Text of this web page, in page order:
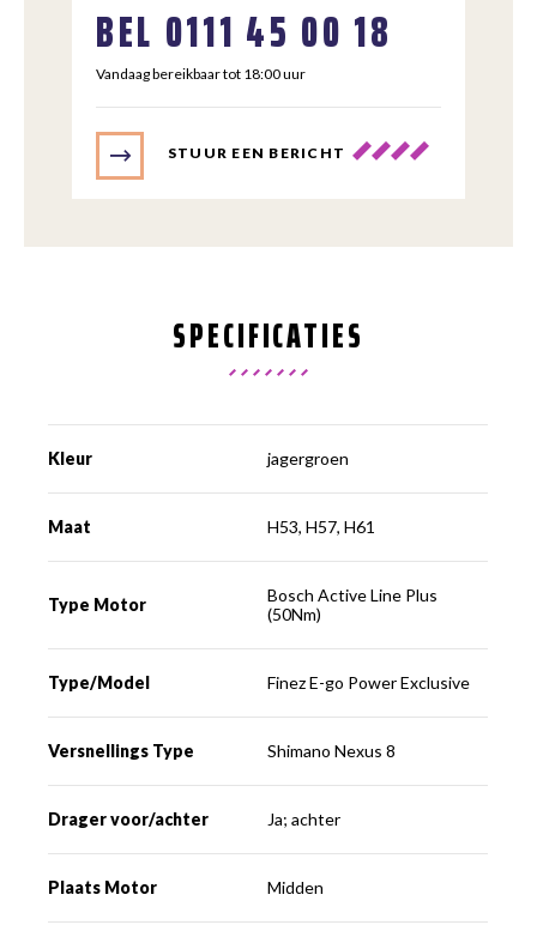
BEL 0111 45 00 18
Vandaag bereikbaar tot 18:00 uur
STUUR EEN BERICHT
SPECIFICATIES
Kleur jagergroen
Maat H53, H57, H61
Type Motor
Bosch Active Line Plus
(50Nm)
Type/Model Finez E-go Power Exclusive
Versnellings Type Shimano Nexus 8
Drager voor/achter Ja; achter
Plaats Motor Midden